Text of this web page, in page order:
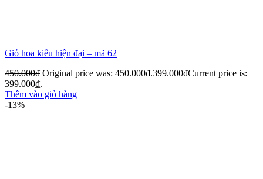
Giỏ hoa kiểu hiện đại – mã 62
450.000₫ Original price was: 450.000₫.399.000₫Current price is:
399.000₫.
Thêm vào giỏ hàng
-13%